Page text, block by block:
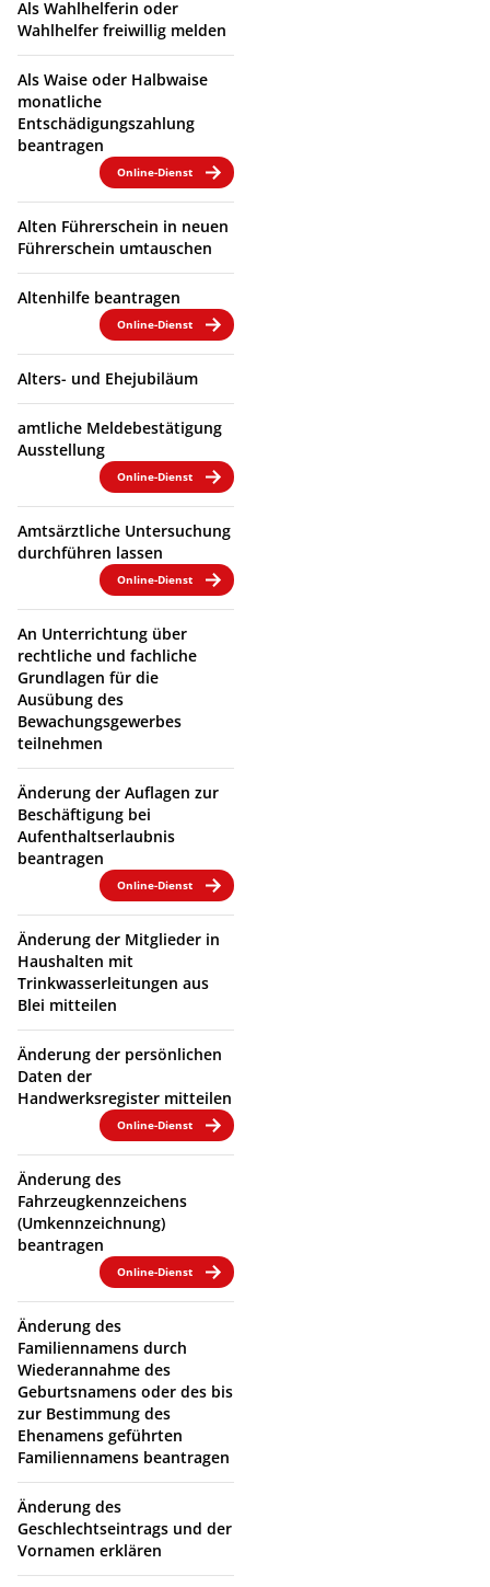
Als Wahlhelferin oder
Wahlhelfer freiwillig melden
Als Waise oder Halbwaise
monatliche
Entschädigungszahlung
beantragen
Online-Dienst
Alten Führerschein in neuen
Führerschein umtauschen
Altenhilfe beantragen
Online-Dienst
Alters- und Ehejubiläum
amtliche Meldebestätigung
Ausstellung
Online-Dienst
Amtsärztliche Untersuchung
durchführen lassen
Online-Dienst
An Unterrichtung über
rechtliche und fachliche
Grundlagen für die
Ausübung des
Bewachungsgewerbes
teilnehmen
Änderung der Auflagen zur
Beschäftigung bei
Aufenthaltserlaubnis
beantragen
Online-Dienst
Änderung der Mitglieder in
Haushalten mit
Trinkwasserleitungen aus
Blei mitteilen
Änderung der persönlichen
Daten der
Handwerksregister mitteilen
Online-Dienst
Änderung des
Fahrzeugkennzeichens
(Umkennzeichnung)
beantragen
Online-Dienst
Änderung des
Familiennamens durch
Wiederannahme des
Geburtsnamens oder des bis
zur Bestimmung des
Ehenamens geführten
Familiennamens beantragen
Änderung des
Geschlechtseintrags und der
Vornamen erklären